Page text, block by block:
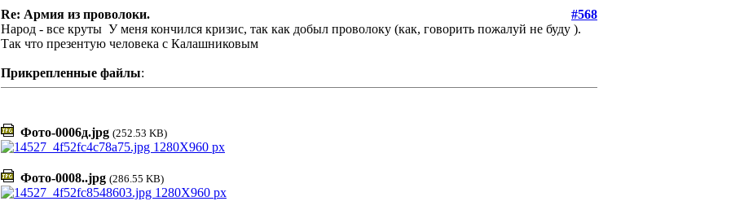
Re: Армия из проволоки.
#568
Народ - все круты У меня кончился кризис, так как добыл проволоку (как, говорить пожалуй не буду ).
Так что презентую человека с Калашниковым
Прикрепленные файлы:
Фото-0006д.jpg (252.53 KB)
Фото-0008..jpg (286.55 KB)